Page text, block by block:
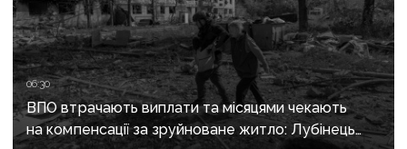
06:30
ВПО втрачають виплати та місяцями чекають
на компенсації за зруйноване житло: Лубінець